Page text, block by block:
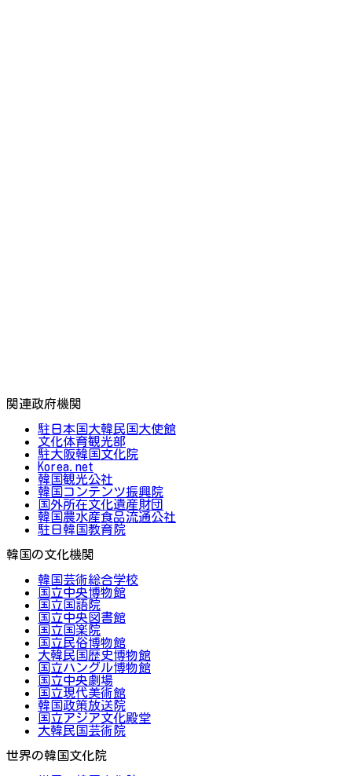
関連政府機関
駐日本国大韓民国大使館
文化体育観光部
駐大阪韓国文化院
Korea.net
韓国観光公社
韓国コンテンツ振興院
国外所在文化遺産財団
韓国農水産食品流通公社
駐日韓国教育院
韓国の文化機関
韓国芸術総合学校
国立中央博物館
国立国語院
国立中央図書館
国立国楽院
国立民俗博物館
大韓民国歴史博物館
国立ハングル博物館
国立中央劇場
国立現代美術館
韓国政策放送院
国立アジア文化殿堂
大韓民国芸術院
世界の韓国文化院